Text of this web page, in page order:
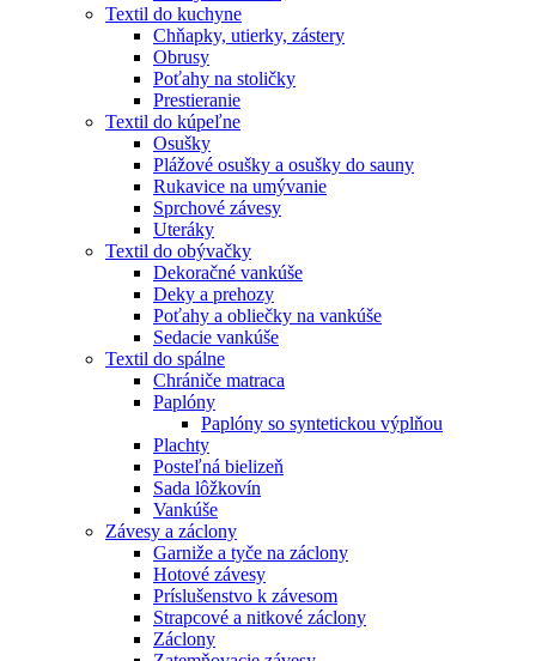
Textil do kuchyne
Chňapky, utierky, zástery
Obrusy
Poťahy na stoličky
Prestieranie
Textil do kúpeľne
Osušky
Plážové osušky a osušky do sauny
Rukavice na umývanie
Sprchové závesy
Uteráky
Textil do obývačky
Dekoračné vankúše
Deky a prehozy
Poťahy a obliečky na vankúše
Sedacie vankúše
Textil do spálne
Chrániče matraca
Paplóny
Paplóny so syntetickou výplňou
Plachty
Posteľná bielizeň
Sada lôžkovín
Vankúše
Závesy a záclony
Garniže a tyče na záclony
Hotové závesy
Príslušenstvo k závesom
Strapcové a nitkové záclony
Záclony